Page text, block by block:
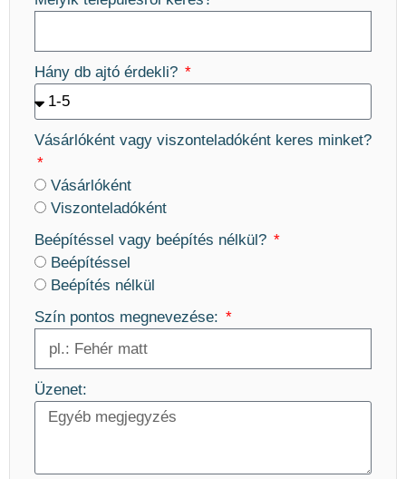
Hány db ajtó érdekli?
Vásárlóként vagy viszonteladóként keres minket?
Vásárlóként
Viszonteladóként
Beépítéssel vagy beépítés nélkül?
Beépítéssel
Beépítés nélkül
Szín pontos megnevezése:
Üzenet: